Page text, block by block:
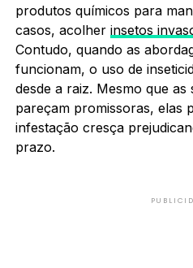
produtos químicos para
casos, acolher insetos
Contudo, quando as
funcionam, o uso de
desde a raiz. Mesmo que
pareçam promissoras, elas
infestação cresça
prazo.